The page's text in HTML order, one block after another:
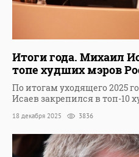
Итоги года. Михаил
топе худших мэров
По итогам уходящего 2025
Исаев закрепился в топ-10
18 декабря 2025 3836